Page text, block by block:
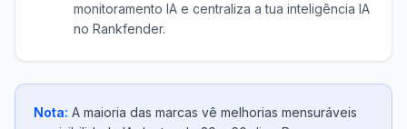
monitoramento IA e centraliza a tua inteligência IA
no Rankfender.
Nota: A maioria das marcas vê melhorias mensuráveis